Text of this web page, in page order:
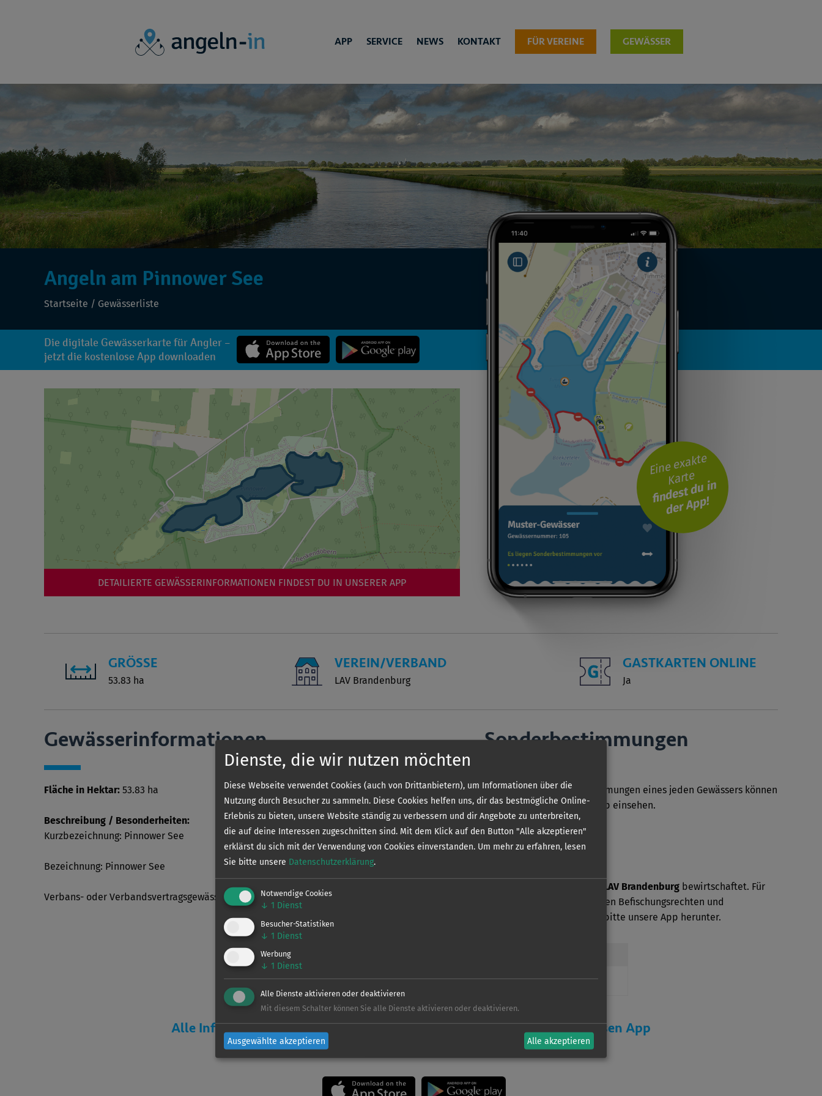
APP SERVICE NEWS KONTAKT FÜR VEREINE GEWÄSSER
Angeln am Pinnower See
Startseite / Gewässerliste
Eine exakte
Karte
findest du in
der App!
Die digitale Gewässerkarte für Angler –
jetzt die kostenlose App downloaden
DETAILIERTE GEWÄSSERINFORMATIONEN FINDEST DU IN UNSERER APP
GRÖSSE
53.83 ha
VEREIN/VERBAND
LAV Brandenburg
GASTKARTEN ONLINE
Ja
Gewässer­informationen
Fläche in Hektar: 53.83 ha
Beschreibung / Besonderheiten:
Kurzbezeichnung: Pinnower See
Bezeichnung: Pinnower See
Verbans- oder Verbandsvertragsgewässer: Verbandsgewässer
Sonder­bestimmungen
Die genauen Sonderbestimmungen eines jeden Gewässers können
Sie kostenlos in unserer App einsehen.
Verein
LAV Brandenburg bewirtschaftet. Für
weitere Informationen zu den Befischungsrechten und
Regelungen laden Sie sich bitte unsere App herunter.
Alle Informationen und Sonderbestimmungen findet ihr in der kostenlosen App
Dienste, die wir nutzen möchten
Diese Webseite verwendet Cookies (auch von Drittanbietern), um Informationen über die
Nutzung durch Besucher zu sammeln. Diese Cookies helfen uns, dir das bestmögliche Online-
Erlebnis zu bieten, unsere Website ständig zu verbessern und dir Angebote zu unterbreiten,
die auf deine Interessen zugeschnitten sind. Mit dem Klick auf den Button "Alle akzeptieren"
erklärst du sich mit der Verwendung von Cookies einverstanden. Um mehr zu erfahren, lesen
Sie bitte unsere Datenschutzerklärung.
Notwendige Cookies
↓ 1 Dienst
Besucher-Statistiken
↓ 1 Dienst
Werbung
↓ 1 Dienst
Alle Dienste aktivieren oder deaktivieren
Mit diesem Schalter können Sie alle Dienste aktivieren oder deaktivieren.
Ausgewählte akzeptieren Alle akzeptieren